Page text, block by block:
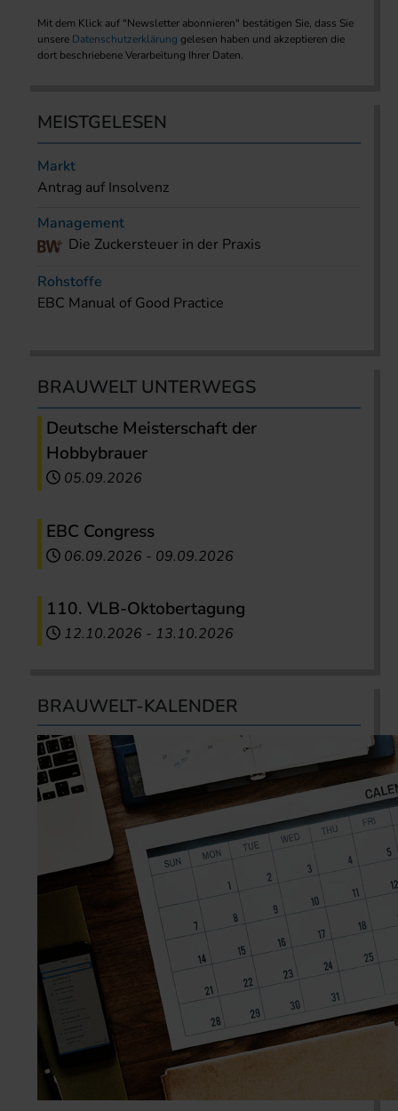
Mit dem Klick auf "Newsletter abonnieren" bestätigen Sie, dass Sie
unsere Datenschutzerklärung gelesen haben und akzeptieren die
dort beschriebene Verarbeitung Ihrer Daten.
MEISTGELESEN
Markt
Antrag auf Insolvenz
Management
Die Zuckersteuer in der Praxis
Rohstoffe
EBC Manual of Good Practice
BRAUWELT UNTERWEGS
Deutsche Meisterschaft der
Hobbybrauer
05.09.2026
EBC Congress
06.09.2026 - 09.09.2026
110. VLB-Oktobertagung
12.10.2026 - 13.10.2026
BRAUWELT-KALENDER